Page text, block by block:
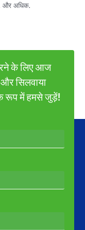
और अधिक.
के लिए आज
सिलवाया
के रूप में हमसे जुड़ें!